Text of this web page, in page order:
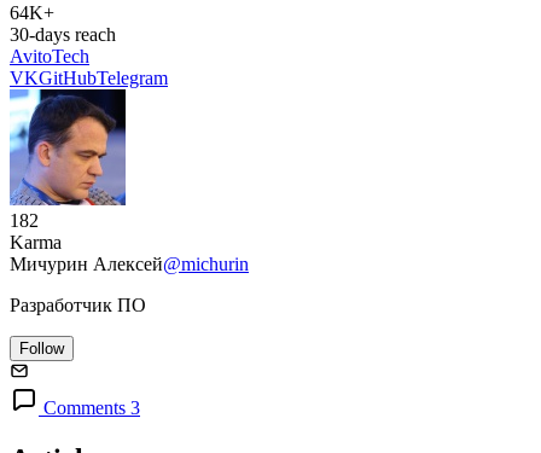
64K+
30-days reach
AvitoTech
VKGitHubTelegram
182
Karma
Мичурин Алексей@michurin
Разработчик ПО
Follow
Comments 3